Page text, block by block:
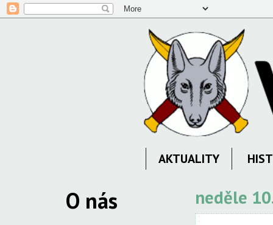
AKTUALITY
neděle
O nás